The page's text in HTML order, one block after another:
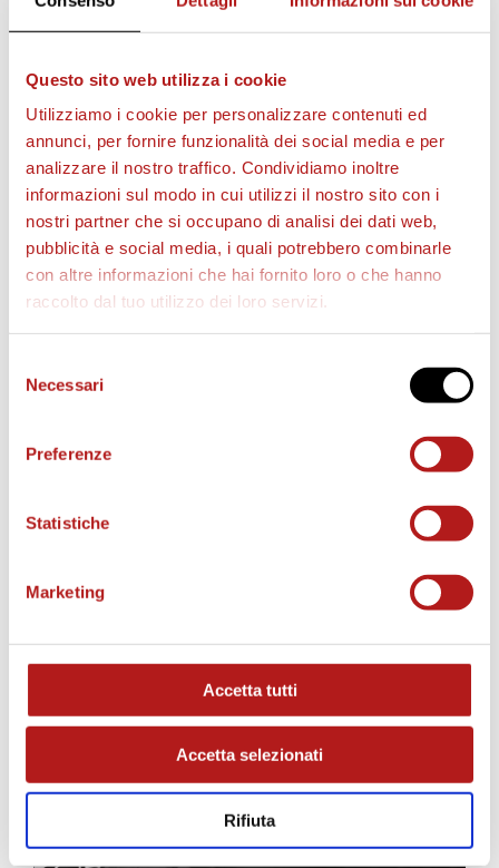
Questo sito web utilizza i cookie
Utilizziamo i cookie per personalizzare contenuti ed
annunci, per fornire funzionalità dei social media e per
analizzare il nostro traffico. Condividiamo inoltre
informazioni sul modo in cui utilizzi il nostro sito con i
nostri partner che si occupano di analisi dei dati web,
pubblicità e social media, i quali potrebbero combinarle
con altre informazioni che hai fornito loro o che hanno
raccolto dal tuo utilizzo dei loro servizi.
delNecessari
Preferenze
Statistiche
Marketing
Accetta tutti
Accetta selezionati
Rifiuta
MATCH PROGRAM